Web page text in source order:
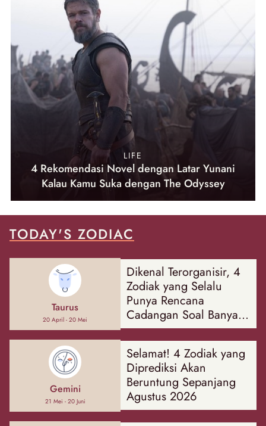
LIFE
4 Rekomendasi Novel dengan Latar Yunani
Kalau Kamu Suka dengan The Odyssey
TODAY'S ZODIAC
Taurus
20 April - 20 Mei
Dikenal Terorganisir, 4
Zodiak yang Selalu
Punya Rencana
Cadangan Soal Banyak
Hal
Gemini
21 Mei - 20 Juni
Selamat! 4 Zodiak yang
Diprediksi Akan
Beruntung Sepanjang
Agustus 2026